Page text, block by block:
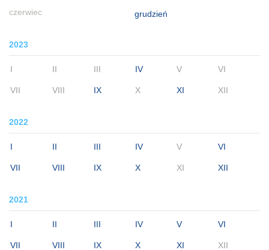
czerwiec
grudzień
2023
I II III IV V VI
VII VIII IX X XI XII
2022
I II III IV V VI
VII VIII IX X XI XII
2021
I II III IV V VI
VII VIII IX X XI XII